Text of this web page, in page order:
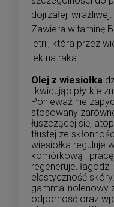
dojrzałej,
Zawiera witaminę
letril, która przez
lek na raka.
Olej z wiesiołka
likwidując płytkie
Ponieważ nie
stosowany
łuszczącej się,
tłustej ze
wiesiołka reguluje
komórkową i
regeneruje,
elastyczność
gammalinolenowy
odporność oraz